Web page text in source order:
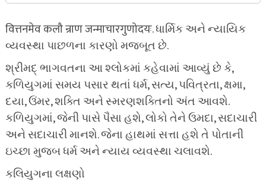
वित्तनमेव कलौ न्राण जन्माचारगुणोदयः. ધાર્મિક અને ન્યાયિક
વ્યવસ્થા પાછળના કારણો મજબૂત છે.
શ્રીમદ્ ભાગવતના આ શ્લોકમાં કહેવામાં આવ્યું છે કે,
કળિયુગમાં સમય પસાર થતાં ધર્મ, સત્ય, પવિત્રતા, ક્ષમા,
દયા, ઉંમર, શક્તિ અને સ્મરણશક્તિનો અંત આવશે.
કળિયુગમાં, જેની પાસે પૈસા હશે, લોકો તેને ઉમદા, સદાચારી
અને સદાચારી માનશે. જેના હાથમાં સત્તા હશે તે પોતાની
ઇચ્છા મુજબ ધર્મ અને ન્યાય વ્યવસ્થા ચલાવશે.
કલિયુગના લક્ષણો